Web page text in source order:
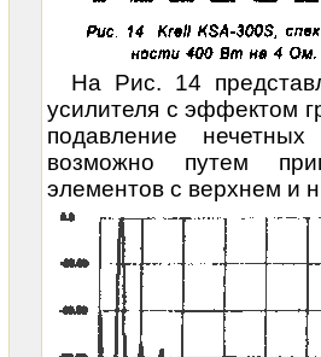
На Рис. 14
усилителя с эффектом
подавление
возможно путем
элементов с верхнем и